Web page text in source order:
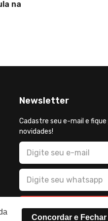
Newsletter
Cadastre seu e-mail e
novidades!
Concordar e Fechar